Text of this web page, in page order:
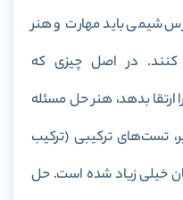
شیمی باید مهارت و هنر
در اصل چیزی که
ارتقا بدهد، هنر حل مسئله
تست‌های ترکیبی (ترکیب
خیلی زیاد شده است. حل